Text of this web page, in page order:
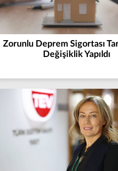
Zorunlu Deprem Sigortası
Değişiklik Yapıldı